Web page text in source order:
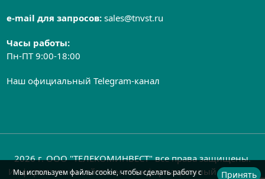
e-mail для запросов:sales@tnvst.ru
Часы работы:
Пн-ПТ 9:00-18:00
Наш официальный Telegram-канал
2026 г. ООО "ТЕЛЕКОМИНВЕСТ" все права защищены.
Информация на сайте носит информационный характер
Мы используем файлы cookie, чтобы сделать работу с
Принять